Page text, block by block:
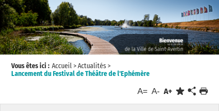
Vous êtes ici : Accueil>Actualités>
Lancement du Festival de Théâtre de l'Ephémère
A= A- A+